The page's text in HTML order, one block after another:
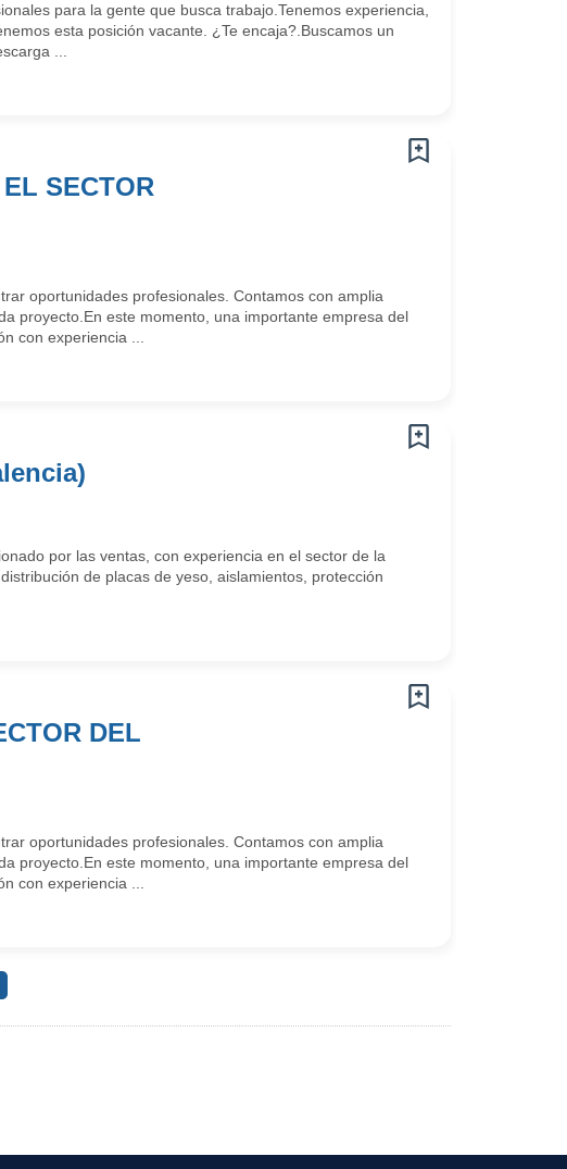
para la gente que busca trabajo.Tenemos experiencia,
esta posición vacante. ¿Te encaja?.Buscamos un
...
SECTOR
oportunidades profesionales. Contamos con amplia
proyecto.En este momento, una importante empresa del
con experiencia ...
por las ventas, con experiencia en el sector de la
de placas de yeso, aislamientos, protección
DEL
oportunidades profesionales. Contamos con amplia
proyecto.En este momento, una importante empresa del
con experiencia ...